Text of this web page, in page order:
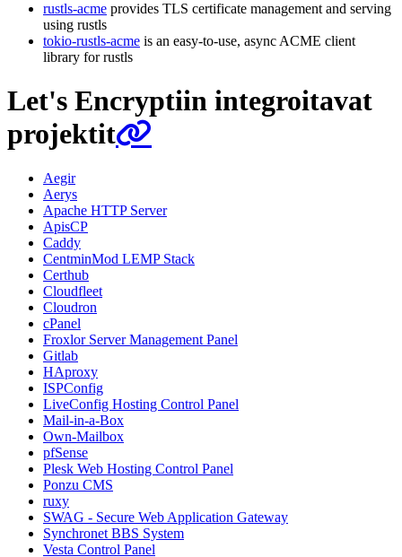
rustls-acme provides TLS certificate management and serving
using rustls
tokio-rustls-acme is an easy-to-use, async ACME client
library for rustls
Let's Encryptiin integroitavat
projektit
Aegir
Aerys
Apache HTTP Server
ApisCP
Caddy
CentminMod LEMP Stack
Certhub
Cloudfleet
Cloudron
cPanel
Froxlor Server Management Panel
Gitlab
HAproxy
ISPConfig
LiveConfig Hosting Control Panel
Mail-in-a-Box
Own-Mailbox
pfSense
Plesk Web Hosting Control Panel
Ponzu CMS
ruxy
SWAG - Secure Web Application Gateway
Synchronet BBS System
Vesta Control Panel